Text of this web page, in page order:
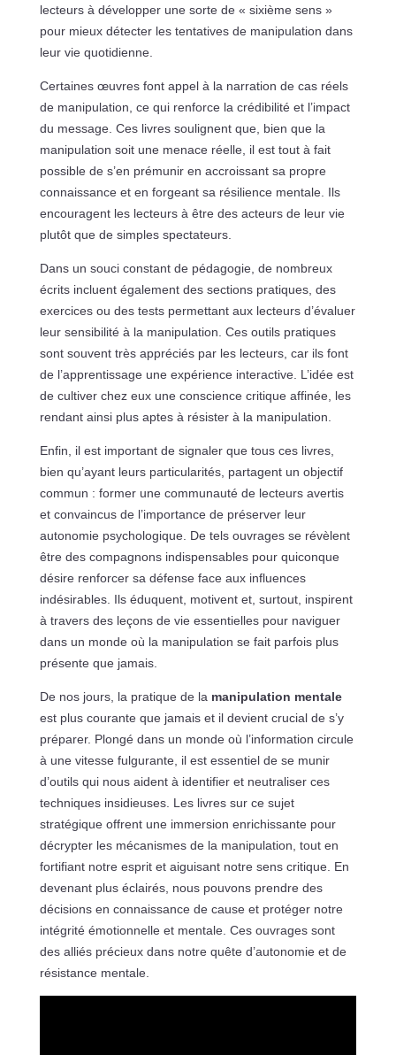
lecteurs à développer une sorte de « sixième sens »
pour mieux détecter les tentatives de manipulation dans
leur vie quotidienne.
Certaines œuvres font appel à la narration de cas réels
de manipulation, ce qui renforce la crédibilité et l’impact
du message. Ces livres soulignent que, bien que la
manipulation soit une menace réelle, il est tout à fait
possible de s’en prémunir en accroissant sa propre
connaissance et en forgeant sa résilience mentale. Ils
encouragent les lecteurs à être des acteurs de leur vie
plutôt que de simples spectateurs.
Dans un souci constant de pédagogie, de nombreux
écrits incluent également des sections pratiques, des
exercices ou des tests permettant aux lecteurs d’évaluer
leur sensibilité à la manipulation. Ces outils pratiques
sont souvent très appréciés par les lecteurs, car ils font
de l’apprentissage une expérience interactive. L’idée est
de cultiver chez eux une conscience critique affinée, les
rendant ainsi plus aptes à résister à la manipulation.
Enfin, il est important de signaler que tous ces livres,
bien qu’ayant leurs particularités, partagent un objectif
commun : former une communauté de lecteurs avertis
et convaincus de l’importance de préserver leur
autonomie psychologique. De tels ouvrages se révèlent
être des compagnons indispensables pour quiconque
désire renforcer sa défense face aux influences
indésirables. Ils éduquent, motivent et, surtout, inspirent
à travers des leçons de vie essentielles pour naviguer
dans un monde où la manipulation se fait parfois plus
présente que jamais.
De nos jours, la pratique de la manipulation mentale
est plus courante que jamais et il devient crucial de s’y
préparer. Plongé dans un monde où l’information circule
à une vitesse fulgurante, il est essentiel de se munir
d’outils qui nous aident à identifier et neutraliser ces
techniques insidieuses. Les livres sur ce sujet
stratégique offrent une immersion enrichissante pour
décrypter les mécanismes de la manipulation, tout en
fortifiant notre esprit et aiguisant notre sens critique. En
devenant plus éclairés, nous pouvons prendre des
décisions en connaissance de cause et protéger notre
intégrité émotionnelle et mentale. Ces ouvrages sont
des alliés précieux dans notre quête d’autonomie et de
résistance mentale.